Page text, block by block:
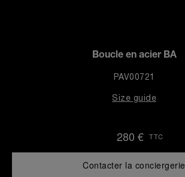
Boucle en acier BA
PAV00721
Size guide
280 € TTC
Contacter la conciergerie